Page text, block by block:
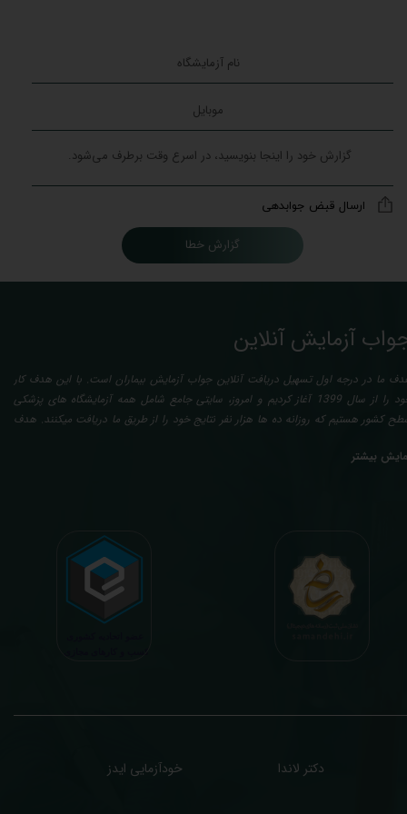
گزارش خطا
ارسال قبض جوابدهی
آزمایش آنلاین
ما در درجه اول تسهیل دریافت آنلاین جواب آزمایش بیماران است. با این هدف کار
خود را از سال 1399 آغاز کردیم و امروز، سایتی جامع شامل همه آزمایشگاه های پزشکی
کشور هستیم که روزانه ده ها هزار نفر نتایج خود را از طریق ما دریافت میکنند. هدف
با تایید و مهر پزشک متخصص) میباشد. رسالت ما در تفسیر، استخراج حداکثر
بیمه ها، افزایش تمایل افراد به انجام آزمایش (با دریافت اطلاعاتی دقیقتر، کاربردی، قابل
و شخصی سازی شده) میگردد. تا درنهایت به جامعه ای سالم تر برای تبدیل شدن به
پیشرفته (دیر و زود داره سوخت و سوز نداره...) برسیم. قابل ذکر است که جواب
آنلاین به نتایج هیچ یک از کاربران بصورت مستقیم دسترسی ندارد و موارد تفسیر نیز
با درخواست و ارسال خود کاربر انجام میگیرد و ما تابع اصول اخلاق پزشکی و حرفه ای
بیشتر
دکتر لاندا خودآزمایی ایدز